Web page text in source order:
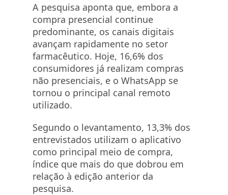
A pesquisa aponta que, embora a
compra presencial continue
predominante, os canais digitais
avançam rapidamente no setor
farmacêutico. Hoje, 16,6% dos
consumidores já realizam compras
não presenciais, e o WhatsApp se
tornou o principal canal remoto
utilizado.
Segundo o levantamento, 13,3% dos
entrevistados utilizam o aplicativo
como principal meio de compra,
índice que mais do que dobrou em
relação à edição anterior da
pesquisa.